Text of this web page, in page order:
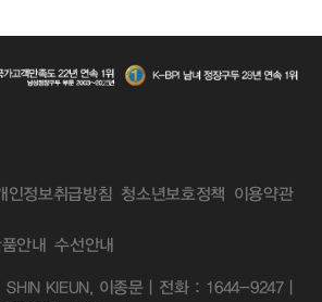
인정보취급방침 청소년보호정책 이용약관
안내 수선안내
KIEUN, 이종문 | 전화 : 1644-9247 |